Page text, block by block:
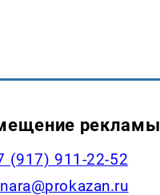
рекламы
(917) 911-22-52